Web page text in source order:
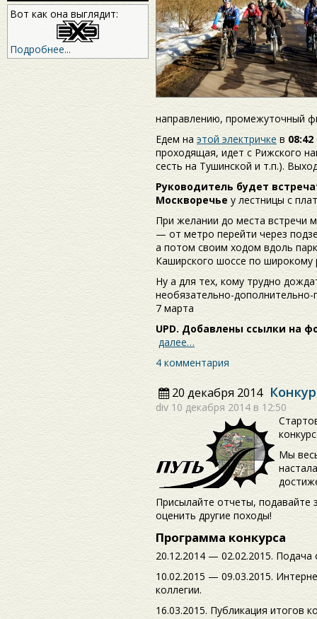
Вот как она выглядит:
Подробнее...
направлению, промежуточный
Едем на этой электричке в 08:42
проходящая, идет с Рижского
сесть на Тушинской и т.п.).
Руководитель будет
Москворечье у лестницы с
При желании до места встречи
— от метро перейти через
а потом своим ходом вдоль
Каширского шоссе по широкому
Ну а для тех, кому трудно
необязательно-дополнительно-
7 марта
UPD. Добавлены ссылки на
далее…
4 комментария
20 декабря 2014
div 10 декабря 2014 в 12:50
Мы
Присылайте отчеты, подавайте
оценить другие походы!
Программа конкурса
20.12.2014 — 02.02.2015. Подача
10.02.2015 — 09.03.2015.
коллегии.
16.03.2015. Публикация итогов